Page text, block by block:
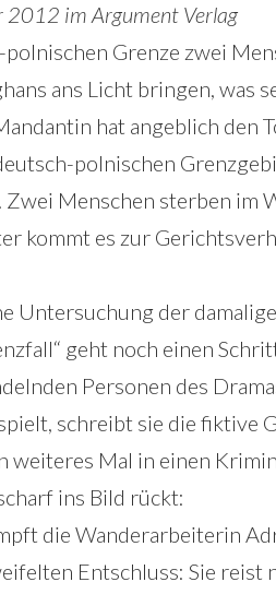
2012 im Argument Verlag
Grenze zwei
ans Licht bringen, was
hat angeblich den
polnischen
Menschen sterben im
kommt es zur
Untersuchung der
geht noch einen
Personen des
schreibt sie die fiktive
weiteres Mal in einen
ins Bild rückt:
die Wanderarbeiterin
Entschluss: Sie reist